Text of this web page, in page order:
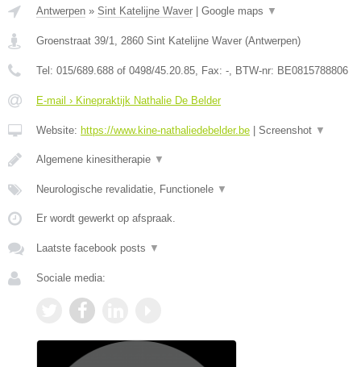
Antwerpen » Sint Katelijne Waver Google maps ▼
Groenstraat 39/1, 2860 Sint Katelijne Waver (Antwerpen)
Tel: 015/689.688 of 0498/45.20.85, Fax: -, BTW-nr: BE0815788806
E-mail › Kinepraktijk Nathalie De Belder
Website: https://www.kine-nathaliedebelder.be Screenshot ▼
Algemene kinesitherapie ▼
Neurologische revalidatie, Functionele ▼
Er wordt gewerkt op afspraak.
Laatste facebook posts ▼
Sociale media: